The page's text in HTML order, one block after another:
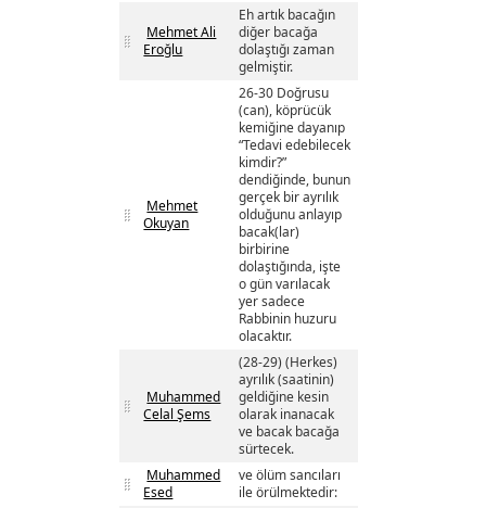
Mehmet Ali
Eroğlu
Eh artık bacağın
diğer bacağa
dolaştığı zaman
gelmiştir.
Mehmet
Okuyan
26-30 Doğrusu
(can), köprücük
kemiğine dayanıp
“Tedavi edebilecek
kimdir?”
dendiğinde, bunun
gerçek bir ayrılık
olduğunu anlayıp
bacak(lar)
birbirine
dolaştığında, işte
o gün varılacak
yer sadece
Rabbinin huzuru
olacaktır.
Muhammed
Celal Şems
(28-29) (Herkes)
ayrılık (saatinin)
geldiğine kesin
olarak inanacak
ve bacak bacağa
sürtecek.
Muhammed
Esed
ve ölüm sancıları
ile örülmektedir: